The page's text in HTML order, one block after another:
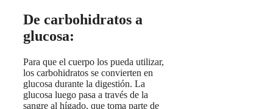
De carbohidratos a
glucosa:
Para que el cuerpo los pueda utilizar,
los carbohidratos se convierten en
glucosa durante la digestión. La
glucosa luego pasa a través de la
sangre al hígado, que toma parte de